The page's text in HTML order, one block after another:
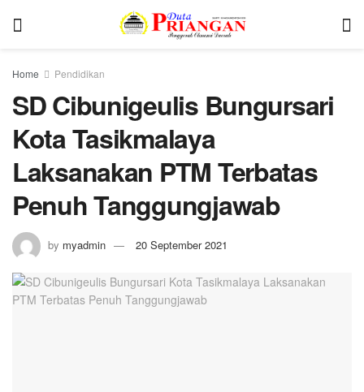
Home Pendidikan
SD Cibunigeulis Bungursari
Kota Tasikmalaya
Laksanakan PTM Terbatas
Penuh Tanggungjawab
by myadmin 20 September 2021